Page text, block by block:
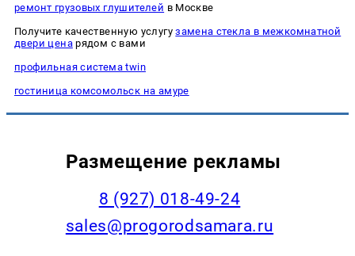
ремонт грузовых глушителей в Москве
Получите качественную услугузамена стекла в межкомнатной
двери ценарядом с вами
профильная система twin
гостиница комсомольск на амуре
Размещение рекламы
8 (927) 018-49-24
sales@progorodsamara.ru